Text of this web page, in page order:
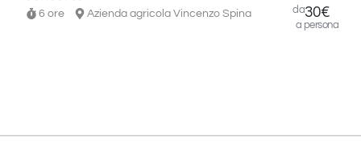
tute
impermeabili.
6 ore Azienda agricola Vincenzo Spina da30€
a persona